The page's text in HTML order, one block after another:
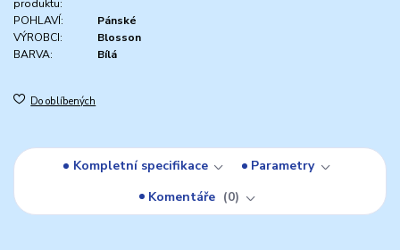
produktu:
POHLAVÍ:
Pánské
VÝROBCI:
Blosson
BARVA:
Bílá
Do oblíbených
Kompletní specifikace
Parametry
Komentáře
0